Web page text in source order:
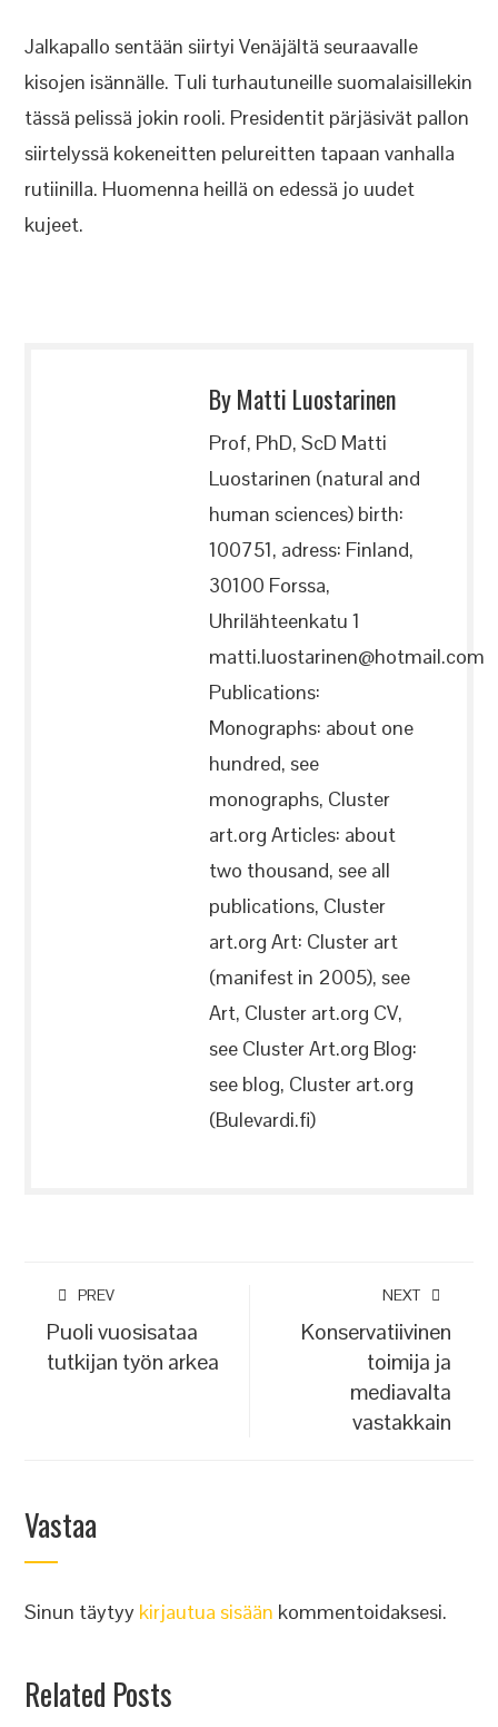
Jalkapallo sentään siirtyi Venäjältä seuraavalle
kisojen isännälle. Tuli turhautuneille suomalaisillekin
tässä pelissä jokin rooli. Presidentit pärjäsivät pallon
siirtelyssä kokeneitten pelureitten tapaan vanhalla
rutiinilla. Huomenna heillä on edessä jo uudet
kujeet.
By Matti Luostarinen
Prof, PhD, ScD Matti
Luostarinen (natural and
human sciences) birth:
100751, adress: Finland,
30100 Forssa,
Uhrilähteenkatu 1
matti.luostarinen@hotmail.com
Publications:
Monographs: about one
hundred, see
monographs, Cluster
art.org Articles: about
two thousand, see all
publications, Cluster
art.org Art: Cluster art
(manifest in 2005), see
Art, Cluster art.org CV,
see Cluster Art.org Blog:
see blog, Cluster art.org
(Bulevardi.fi)
PREV
Puoli vuosisataa
tutkijan työn arkea
NEXT
Konservatiivinen
toimija ja
mediavalta
vastakkain
Vastaa
Sinun täytyy kirjautua sisään kommentoidaksesi.
Related Posts